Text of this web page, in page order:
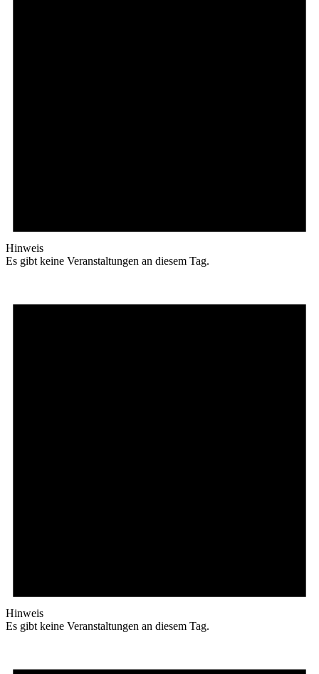
Hinweis
Es gibt keine Veranstaltungen an diesem Tag.
Hinweis
Es gibt keine Veranstaltungen an diesem Tag.